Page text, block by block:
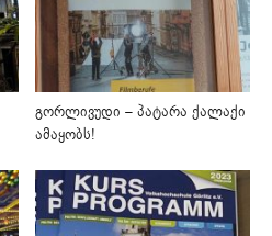
გორლივუდი – პატარა ქალაქი
ამაყობს!